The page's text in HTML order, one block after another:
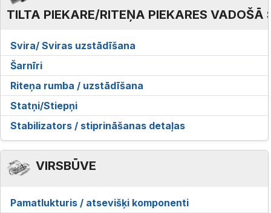
TILTA PIEKARE/RITEŅA PIEKARES VADOŠĀ
Svira/ Sviras uzstādīšana
Šarnīri
Riteņa rumba / uzstādīšana
Statņi/Stiepņi
Stabilizators / stiprināšanas detaļas
VIRSBŪVE
Pamatlukturis / atsevišķi komponenti